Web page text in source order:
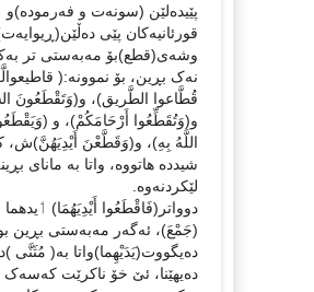
پێیدەلێن (سونەت و فەرمودە)و
قورئانیەکان پێی
وشەی(قطع)بۆ مەبەستی تر
نەک بڕین، بۆ نموونە:(
قُطَّاعوا الطَّریق)، و(وَتَقْطَعُونَ
و(وَتُقَطِّعُوا أَرْحَامَكُمْ)، و
اللَّهُ بِهِ)، و(وَقَطَّعْنَ أَيْدِيَهُنَّ)ش،
شیددە هاتووە، واتا بە مانای
لێکردنەوە.
دوواتر(فَاقْطَعُوا أَيْدِيَهُمَا) ٲیدهما
(جَمْعَ)، ئەگەر مەبەستی بڕین
دەیگووت(یَدَیْهِما)واتا بە( مُثَنَّى
دەیهێنا، ئێ خۆ ناکرێت